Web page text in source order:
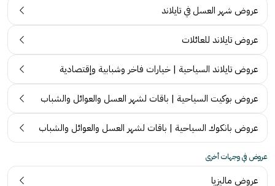
عروض شهر العسل في تايلاند
عروض تايلاند للعائلات
عروض تايلاند السياحية | خيارات فاخر وشبابية وإقتصادية
عروض بوكيت السياحية | باقات لشهر العسل والعوائل والشباب
عروض بانكوك السياحية | باقات لشهر العسل والعوائل والشباب
عروض في وجهات أخرى
عروض ماليزيا